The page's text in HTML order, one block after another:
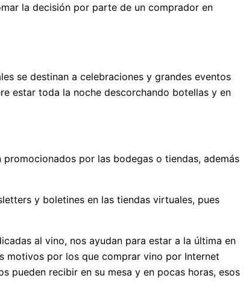
la decisión por parte de un comprador en
se destinan a celebraciones y grandes eventos
estar toda la noche descorchando botellas y en
por las bodegas o tiendas, además
y boletines en las tiendas virtuales, pues
al vino, nos ayudan para estar a la última en
motivos por los que comprar vino por Internet
pueden recibir en su mesa y en pocas horas, esos